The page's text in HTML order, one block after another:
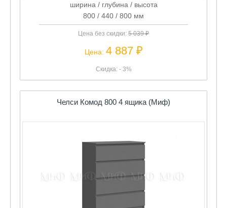
ширина / глубина / высота
800 / 440 / 800 мм
Цена без скидки: 5 039 ₽
Цена: 4 887 ₽
Скидка: - 3%
Челси Комод 800 4 ящика (Миф)